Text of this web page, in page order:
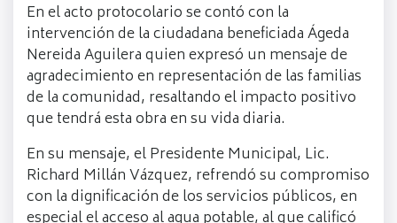
En el acto protocolario se contó con la
intervención de la ciudadana beneficiada Ágeda
Nereida Aguilera quien expresó un mensaje de
agradecimiento en representación de las familias
de la comunidad, resaltando el impacto positivo
que tendrá esta obra en su vida diaria.
En su mensaje, el Presidente Municipal, Lic.
Richard Millán Vázquez, refrendó su compromiso
con la dignificación de los servicios públicos, en